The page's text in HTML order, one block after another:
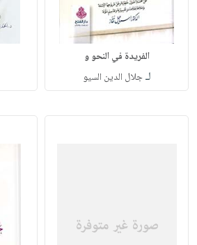
الفريدة في النحو و
لـجلال الدين السيو